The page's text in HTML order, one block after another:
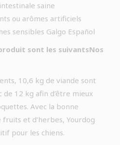
saine
ou arômes artificiels
sensibles Galgo Español
sont les suivantsNos
10,6 kg de viande sont
de 12 kg afin d’être mieux
Avec la bonne
et d’herbes, Yourdog
pour les chiens.